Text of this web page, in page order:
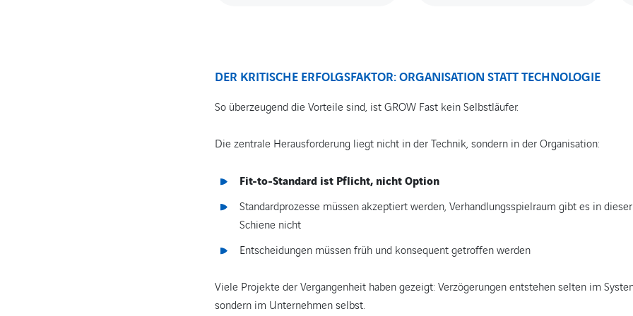
DER KRITISCHE ERFOLGSFAKTOR: ORGANISATION STATT TECHNOLOGIE
So überzeugend die Vorteile sind, ist GROW Fast kein Selbstläufer.
Die zentrale Herausforderung liegt nicht in der Technik, sondern in der Organisation:
Fit-to-Standard ist Pflicht, nicht Option
Standardprozesse müssen akzeptiert werden, Verhandlungsspielraum gibt es in dieser
Schiene nicht
Entscheidungen müssen früh und konsequent getroffen werden
Viele Projekte der Vergangenheit haben gezeigt: Verzögerungen entstehen selten im
sondern im Unternehmen selbst.